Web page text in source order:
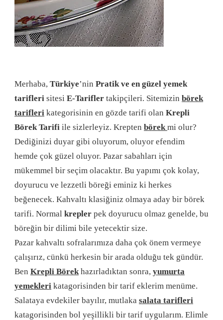
Merhaba, Türkiye’nin Pratik ve en güzel yemek
tarifleri sitesi E-Tarifler takipçileri. Sitemizin börek
tarifleri kategorisinin en gözde tarifi olan Krepli
Börek Tarifi ile sizlerleyiz. Krepten börek mi olur?
Dediğinizi duyar gibi oluyorum, oluyor efendim
hemde çok güzel oluyor. Pazar sabahları için
mükemmel bir seçim olacaktır. Bu yapımı çok kolay,
doyurucu ve lezzetli böreği eminiz ki herkes
beğenecek. Kahvaltı klasiğiniz olmaya aday bir börek
tarifi. Normal krepler pek doyurucu olmaz genelde, bu
böreğin bir dilimi bile yetecektir size.
Pazar kahvaltı sofralarımıza daha çok önem vermeye
çalışırız, cünkü herkesin bir arada olduğu tek gündür.
Ben Krepli Börekhazırladıktan sonra, yumurta
yemekleri katagorisinden bir tarif eklerim menüme.
Salataya evdekiler bayılır, mutlaka salata tarifleri
katagorisinden bol yeşillikli bir tarif uygularım. Elimle